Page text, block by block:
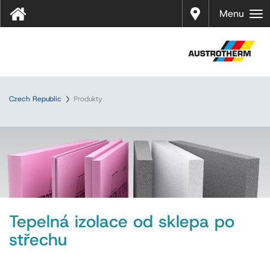
Prodej
Menu
Czech Republic Produkty
Tepelná izolace od sklepa po
střechu